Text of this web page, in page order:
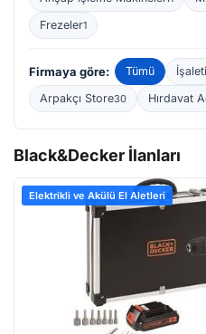
Frezeler1
Firmaya göre: Tümü
Arpakçı Store30 Hırdavat
Black&Decker İlanları
Elektrikli ve Akülü El Aletleri